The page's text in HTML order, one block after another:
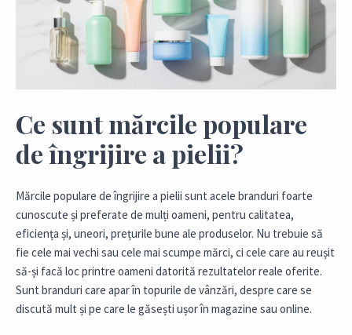
Ce sunt mărcile populare
de îngrijire a pielii?
Mărcile populare de îngrijire a pielii sunt acele branduri foarte
cunoscute și preferate de mulți oameni, pentru calitatea,
eficiența și, uneori, prețurile bune ale produselor. Nu trebuie să
fie cele mai vechi sau cele mai scumpe mărci, ci cele care au reușit
să-și facă loc printre oameni datorită rezultatelor reale oferite.
Sunt branduri care apar în topurile de vânzări, despre care se
discută mult și pe care le găsești ușor în magazine sau online.